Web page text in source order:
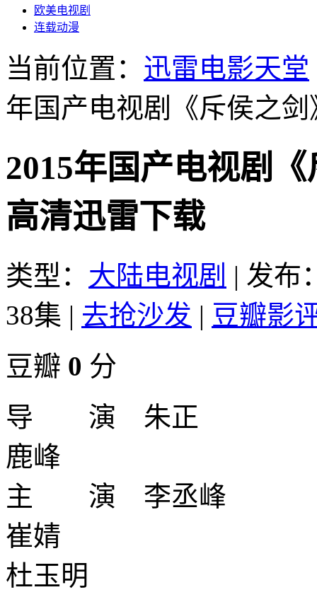
欧美电视剧
连载动漫
当前位置： 迅雷电影天堂
年国产电视剧《斥侯之
2015年国产电视剧
高清迅雷下载
类型： 大陆电视剧 | 发布
38集 | 去抢沙发 | 豆瓣影
豆瓣 0 分
导 演 朱正
鹿峰
主 演 李丞峰
崔婧
杜玉明